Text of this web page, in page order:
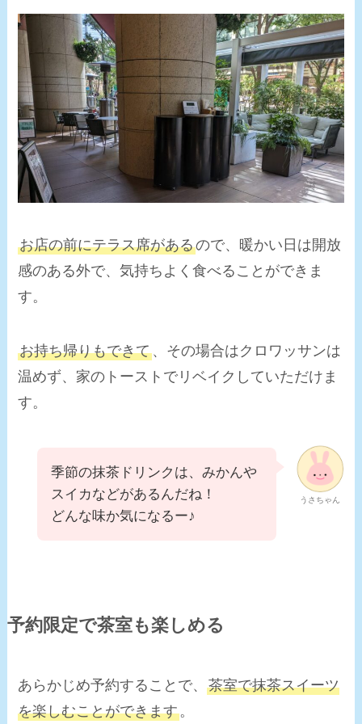
お店の前にテラス席があるので、暖かい日は開放
感のある外で、気持ちよく食べることができま
す。
お持ち帰りもできて、その場合はクロワッサンは
温めず、家のトーストでリベイクしていただけま
す。
うさちゃん
季節の抹茶ドリンクは、みかんや
スイカなどがあるんだね！
どんな味か気になるー♪
予約限定で茶室も楽しめる
あらかじめ予約することで、茶室で抹茶スイーツ
を楽しむことができます。